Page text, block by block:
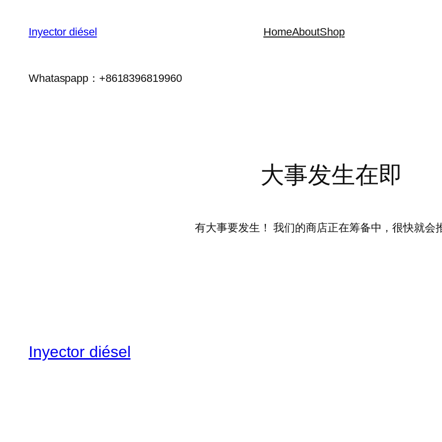
Inyector diésel HomeAboutShop
Whataspapp：+8618396819960
大事发生在即
有大事要发生！ 我们的商店正在筹备中，很快就会
Inyector diésel